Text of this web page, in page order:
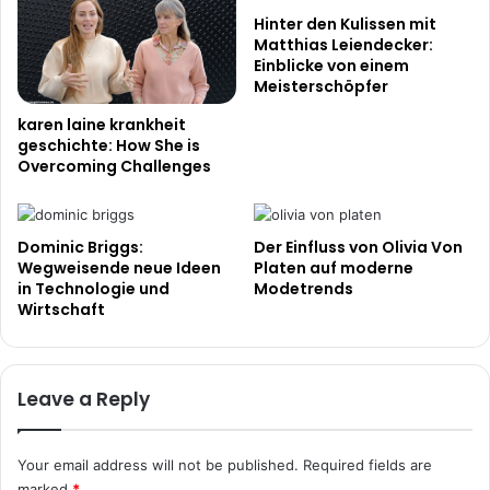
karen laine krankheit
geschichte: How She is
Overcoming Challenges
Hinter den Kulissen mit
Matthias Leiendecker:
Einblicke von einem
Meisterschöpfer
Dominic Briggs:
Wegweisende neue Ideen
in Technologie und
Wirtschaft
Der Einfluss von Olivia Von
Platen auf moderne
Modetrends
Leave a Reply
Your email address will not be published. Required fields are